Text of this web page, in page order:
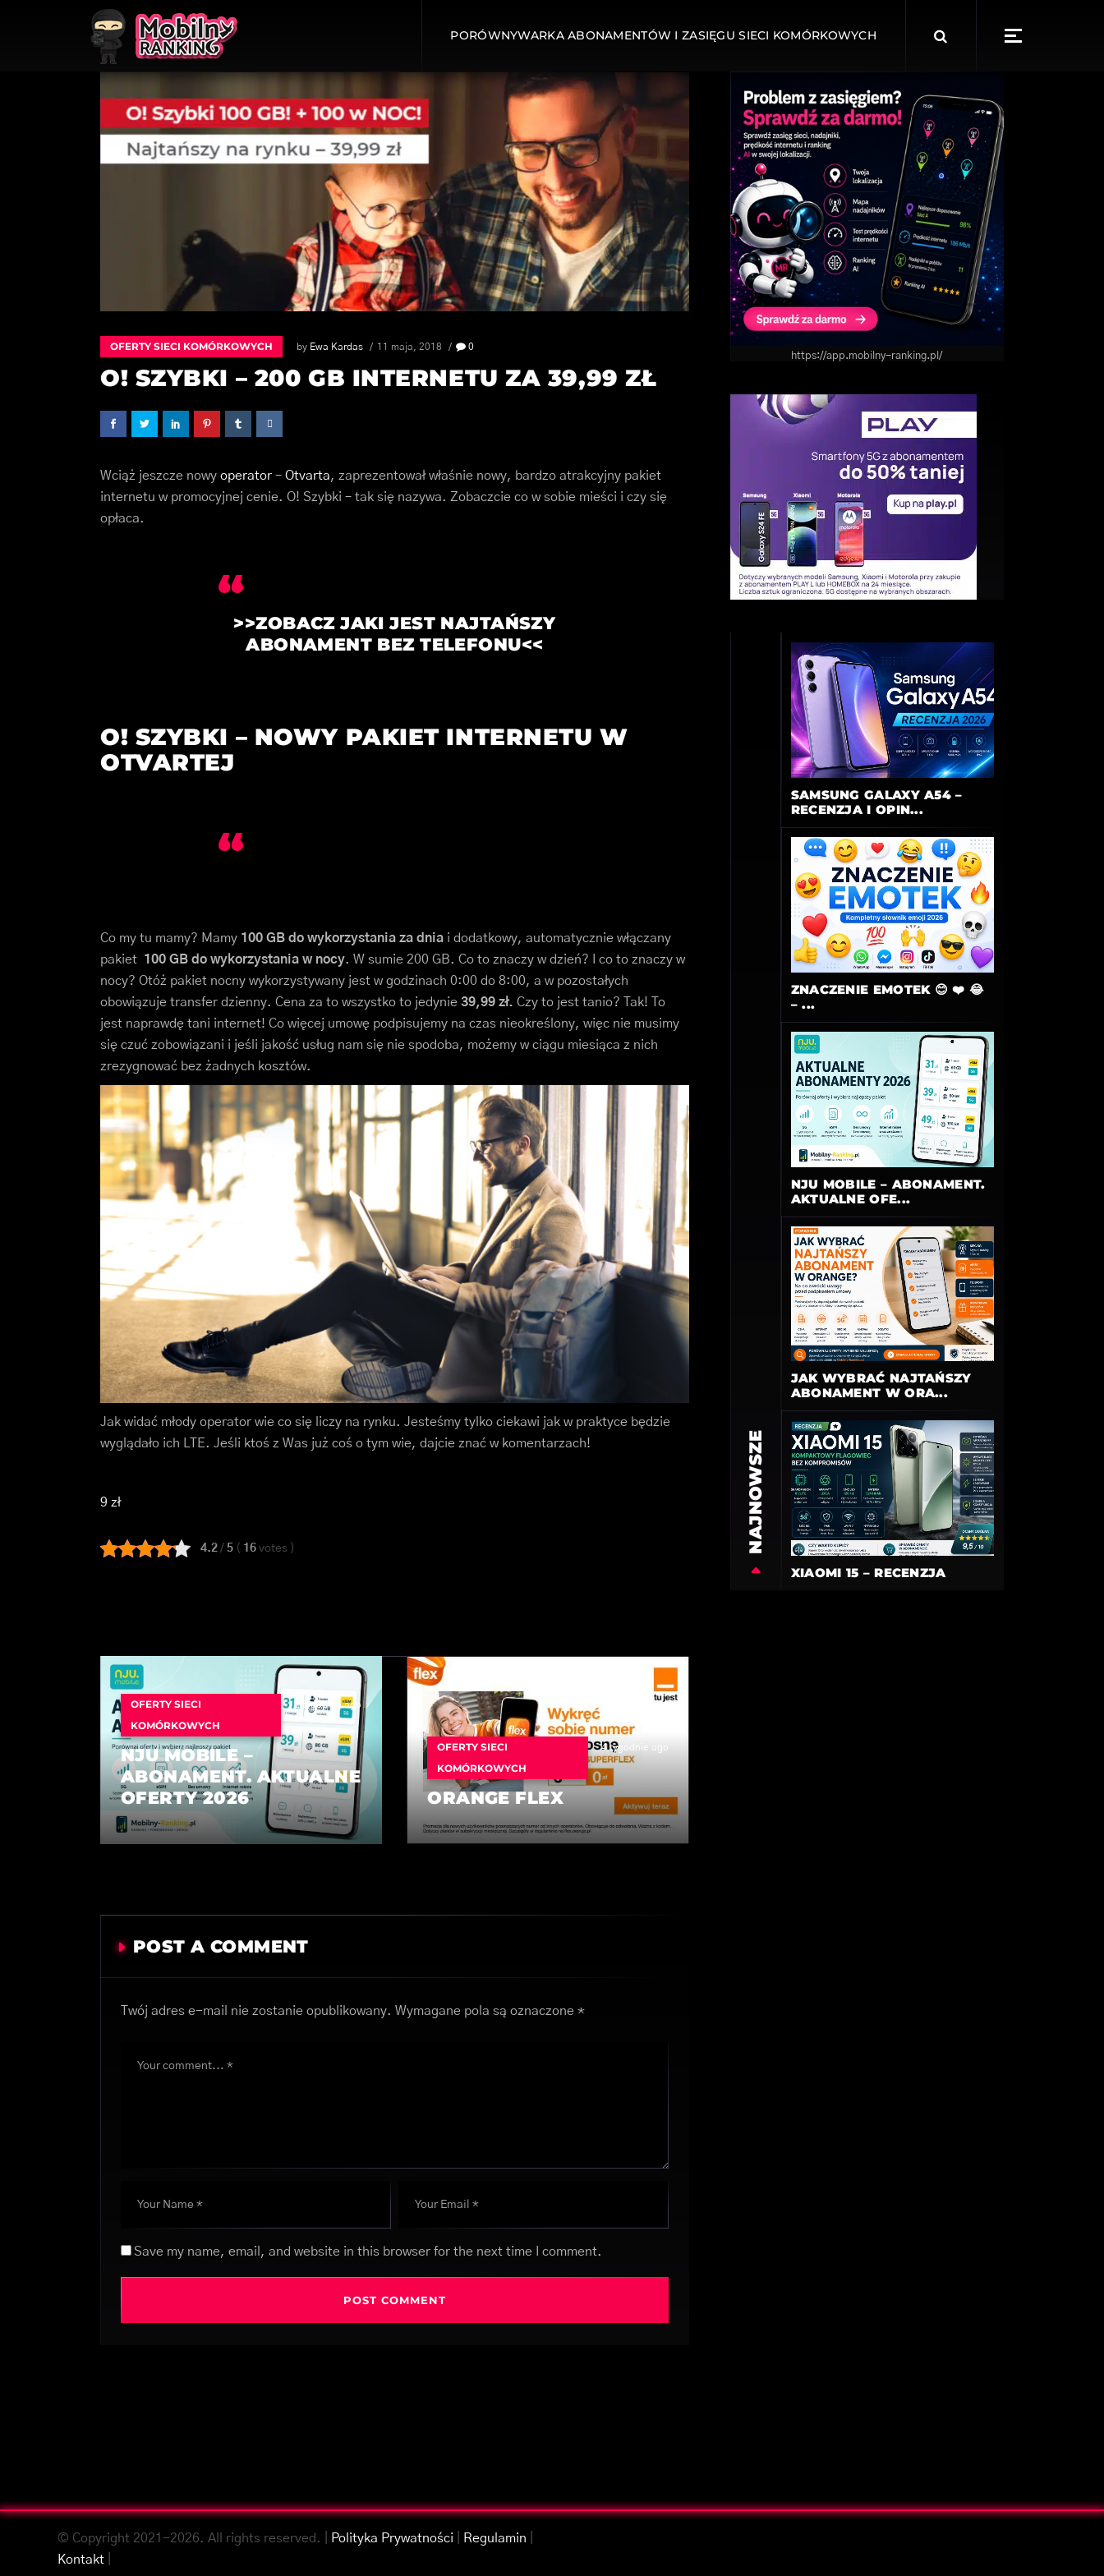
PORÓWNYWARKA ABONAMENTÓW I ZASIĘGU SIECI KOMÓRKOWYCH
for:
OFERTY SIECI KOMÓRKOWYCH by Ewa Kardas 11 maja, 2018 0
O! SZYBKI – 200 GB INTERNETU ZA 39,99 ZŁ
Wciąż jeszcze nowy operator – Otvarta, zaprezentował właśnie nowy, bardzo atrakcyjny pakiet
internetu w promocyjnej cenie. O! Szybki – tak się nazywa. Zobaczcie co w sobie mieści i czy się
opłaca.
>>ZOBACZ JAKI JEST NAJTAŃSZY
ABONAMENT BEZ TELEFONU<<
O! SZYBKI – NOWY PAKIET INTERNETU W
OTVARTEJ
Co my tu mamy? Mamy 100 GB do wykorzystania za dnia i dodatkowy, automatycznie włączany
pakiet 100 GB do wykorzystania w nocy. W sumie 200 GB. Co to znaczy w dzień? I co to znaczy w
nocy? Otóż pakiet nocny wykorzystywany jest w godzinach 0:00 do 8:00, a w pozostałych
obowiązuje transfer dzienny. Cena za to wszystko to jedynie 39,99 zł. Czy to jest tanio? Tak! To
jest naprawdę tani internet! Co więcej umowę podpisujemy na czas nieokreślony, więc nie musimy
się czuć zobowiązani i jeśli jakość usług nam się nie spodoba, możemy w ciągu miesiąca z nich
zrezygnować bez żadnych kosztów.
Jak widać młody operator wie co się liczy na rynku. Jesteśmy tylko ciekawi jak w praktyce będzie
wyglądało ich LTE. Jeśli ktoś z Was już coś o tym wie, dajcie znać w komentarzach!
9 zł
4.2 / 5 ( 16 votes )
OFERTY SIECI
KOMÓRKOWYCH
2 tygodnie ago
NJU MOBILE –
ABONAMENT. AKTUALNE
OFERTY 2026
OFERTY SIECI
KOMÓRKOWYCH
4 tygodnie ago
ORANGE FLEX
POST A COMMENT
Twój adres e-mail nie zostanie opublikowany. Wymagane pola są oznaczone *
Save my name, email, and website in this browser for the next time I comment.
https://app.mobilny-ranking.pl/
NAJNOWSZE
SAMSUNG GALAXY A54 –
RECENZJA I OPIN...
ZNACZENIE EMOTEK 😊 ❤️ 😂
– ...
NJU MOBILE – ABONAMENT.
AKTUALNE OFE...
JAK WYBRAĆ NAJTAŃSZY
ABONAMENT W ORA...
XIAOMI 15 – RECENZJA
© Copyright 2021-2026. All rights reserved. | Polityka Prywatności Regulamin
Kontakt